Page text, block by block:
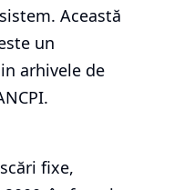
Această
un
arhivele de
fixe,